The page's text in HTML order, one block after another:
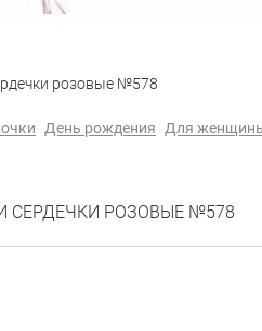
розовые №578
День рождения Для
СЕРДЕЧКИ РОЗОВЫЕ №578